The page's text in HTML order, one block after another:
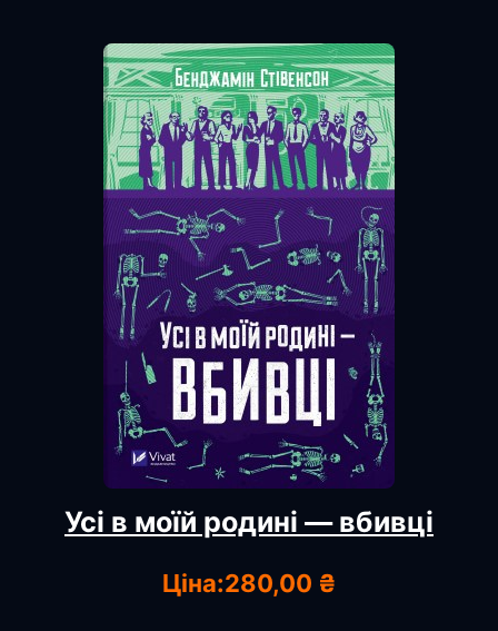
Усі в моїй родині — вбивці
Ціна:280,00 ₴